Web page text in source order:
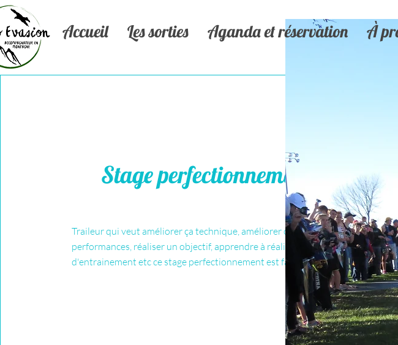
Accueil Les sorties Aganda et réservation À
Stage perfectionnement
Traileur qui veut améliorer ça technique, améliorer ces
performances, réaliser un objectif, apprendre à réaliser un plan
d'entrainement etc ce stage perfectionnement est fait pour vous